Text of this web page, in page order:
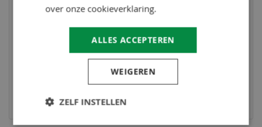
Houtbeschermende Gel- Beits lariks 5 Liter
Bekijk product
over onze cookieverklaring.
ALLES ACCEPTEREN
WEIGEREN
ZELF INSTELLEN